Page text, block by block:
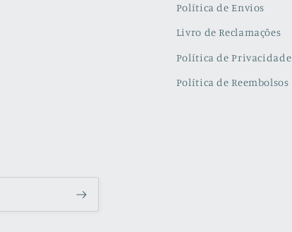
Política de Envios
Livro de Reclamações
Política de Privacidade
Política de Reembolsos